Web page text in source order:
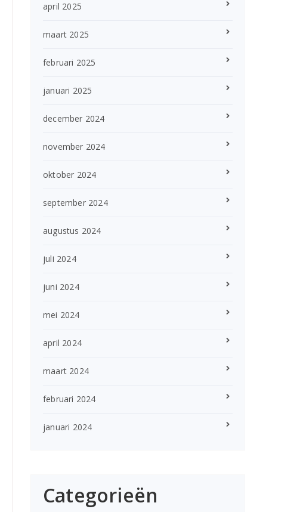
april 2025
maart 2025
februari 2025
januari 2025
december 2024
november 2024
oktober 2024
september 2024
augustus 2024
juli 2024
juni 2024
mei 2024
april 2024
maart 2024
februari 2024
januari 2024
Categorieën